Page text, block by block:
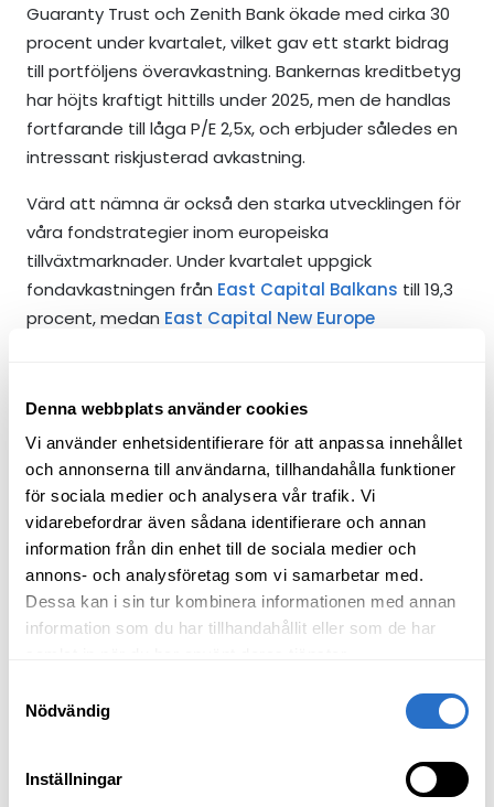
Denna webbplats använder cookies
Vi använder enhetsidentifierare för att anpassa innehållet
och annonserna till användarna, tillhandahålla funktioner
för sociala medier och analysera vår trafik. Vi
vidarebefordrar även sådana identifierare och annan
information från din enhet till de sociala medier och
annons- och analysföretag som vi samarbetar med.
Dessa kan i sin tur kombinera informationen med annan
information som du har tillhandahållit eller som de har
Nödvändig
Inställningar
Guaranty Trust och Zenith Bank ökade med cirka 30
procent under kvartalet, vilket gav ett starkt bidrag
till portföljens överavkastning. Bankernas kreditbetyg
har höjts kraftigt hittills under 2025, men de handlas
fortfarande till låga P/E 2,5x, och erbjuder således en
intressant riskjusterad avkastning.
Värd att nämna är också den starka utvecklingen för
våra fondstrategier inom europeiska
tillväxtmarknader. Under kvartalet uppgick
fondavkastningen från East Capital Balkans till 19,3
procent, medan East Capital New Europe
procent. Skicklig stock picking från vår sida är en
förklaring – dessutom har länder som Polen och
Grekland gått bra, lyfta av att de globala
investerarna har fått upp ögonen för Europa igen,
samtidigt som det finns starka underliggande
fundamenta och en ekonomisk tillväxt som länge
gått under radarn.
Vi gjorde i vanlig ordning flera resor under kvartalet.
räntehöjningscykel som utlösts av en
presidentval. Favoritkandidaten är den